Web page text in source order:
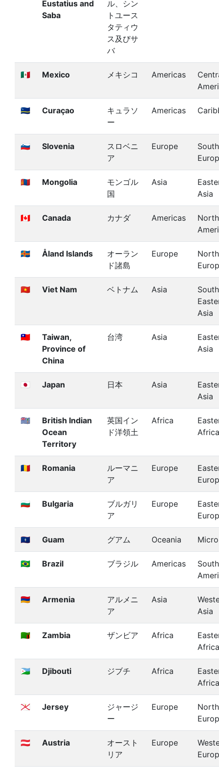
Eustatius and
Saba
ル、シン
トユース
タティウ
ス及びサ
バ
🇲🇽 Mexico メキシコ Americas
🇨🇼 Curaçao
キュラソ
ー
Americas
🇸🇮 Slovenia
スロベニ
ア
Europe
🇲🇳 Mongolia
モンゴル
国
Asia
Asia
🇨🇦 Canada カナダ Americas
🇦🇽 Åland Islands
オーラン
ド諸島
Europe
🇻🇳 Viet Nam ベトナム Asia
Asia
🇹🇼
Taiwan,
Province of
China
台湾 Asia
Asia
🇯🇵 Japan 日本 Asia
Asia
🇮🇴
British Indian
Ocean
Territory
英国イン
ド洋領土
Africa
Africa
🇷🇴 Romania
ルーマニ
ア
Europe
🇧🇬 Bulgaria
ブルガリ
ア
Europe
🇬🇺 Guam グアム Oceania
🇧🇷 Brazil ブラジル Americas
South
🇦🇲 Armenia
アルメニ
ア
Asia
Asia
🇿🇲 Zambia ザンビア Africa
Africa
🇩🇯 Djibouti ジブチ Africa
Africa
🇯🇪 Jersey
ジャージ
ー
Europe
🇦🇹 Austria
オースト
リア
Europe